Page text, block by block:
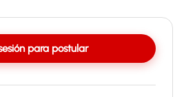
para postular